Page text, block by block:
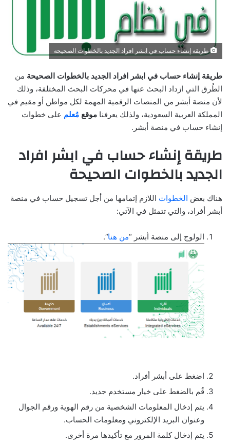
طريقة إنشاء حساب في ابشر افراد الجديد بالخطوات الصحيحة
طريقة إنشاء حساب في ابشر افراد الجديد بالخطوات الصحيحة من
الطُرق التي ازداد البحث عنها في محركات البحث المختلفة، وذلك
لأن منصة أبشر من المنصات الرقمية المهمة لكل مواطن أو مقيم في
المملكة العربية السعودية، ولذلك يعرفنا موقع مُعلم على خطوات
إنشاء حساب في منصة أبشر.
طريقة إنشاء حساب في ابشر افراد
الجديد بالخطوات الصحيحة
هناك بعض الخطوات اللازم إتمامها من أجل تسجيل حساب في منصة
أبشر أفراد، والتي تتمثل في الآتي:
الولوج إلى منصة أبشر “من هنا“.
اضغط على أبشر أفراد.
قُم بالضغط على خيار مستخدم جديد.
يتم إدخال المعلومات الشخصية من رقم الهوية ورقم الجوال
وعنوان البريد الإلكتروني ومعلومات الحساب.
يتم إدخال كلمة المرور مع تأكيدها مرة أخرى.